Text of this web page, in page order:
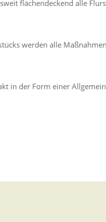
flächendeckend alle
werden alle
in der Form einer